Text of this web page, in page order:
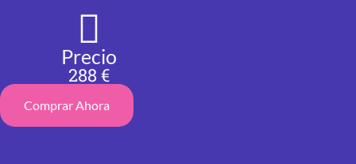
Precio
288 €
Comprar Ahora